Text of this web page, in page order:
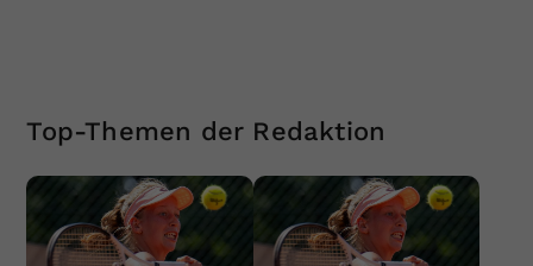
Top-Themen der Redaktion